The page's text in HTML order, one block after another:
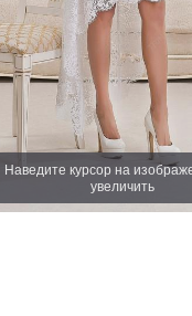
Наведите курсор на
увеличить